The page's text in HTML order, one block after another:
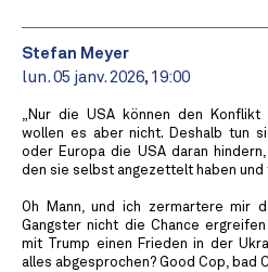
Stefan Meyer
lun. 05 janv. 2026, 19:00
„Nur die USA können den
wollen es aber nicht. Deshalb tun
oder Europa die USA daran
den sie selbst angezettelt haben und
Oh Mann, und ich zermartere mir
Gangster nicht die Chance
mit Trump einen Frieden in der
alles abgesprochen? Good Cop, bad